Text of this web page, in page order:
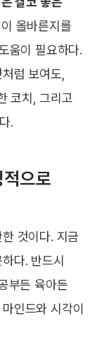
올바른지를
움이 필요하다.
럼 보여도,
코치, 그리고
.
으로
것이다. 지금
다. 반드시
부든 육아든
인드와 시각이